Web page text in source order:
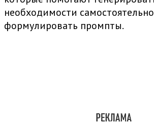
необходимости самостоятельно
формулировать промпты.